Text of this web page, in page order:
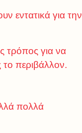
εντατικά για την
τρόπος για να
το περιβάλλον.
πολλά